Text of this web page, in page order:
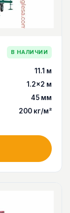
В НАЛИЧИИ
11.1 м
1.2×2 м
45 мм
200 кг/м²